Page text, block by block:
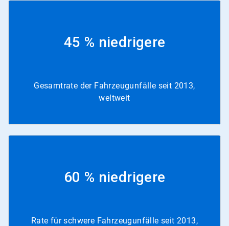
45 % niedrigere
Gesamtrate der Fahrzeugunfälle seit 2013,
weltweit
60 % niedrigere
Rate für schwere Fahrzeugunfälle seit 2013,